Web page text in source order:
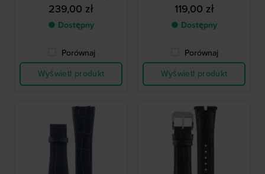
239,00 zł
● Dostępny
Porównaj
Wyświetl produkt
119,00 zł
● Dostępny
Porównaj
Wyświetl produkt